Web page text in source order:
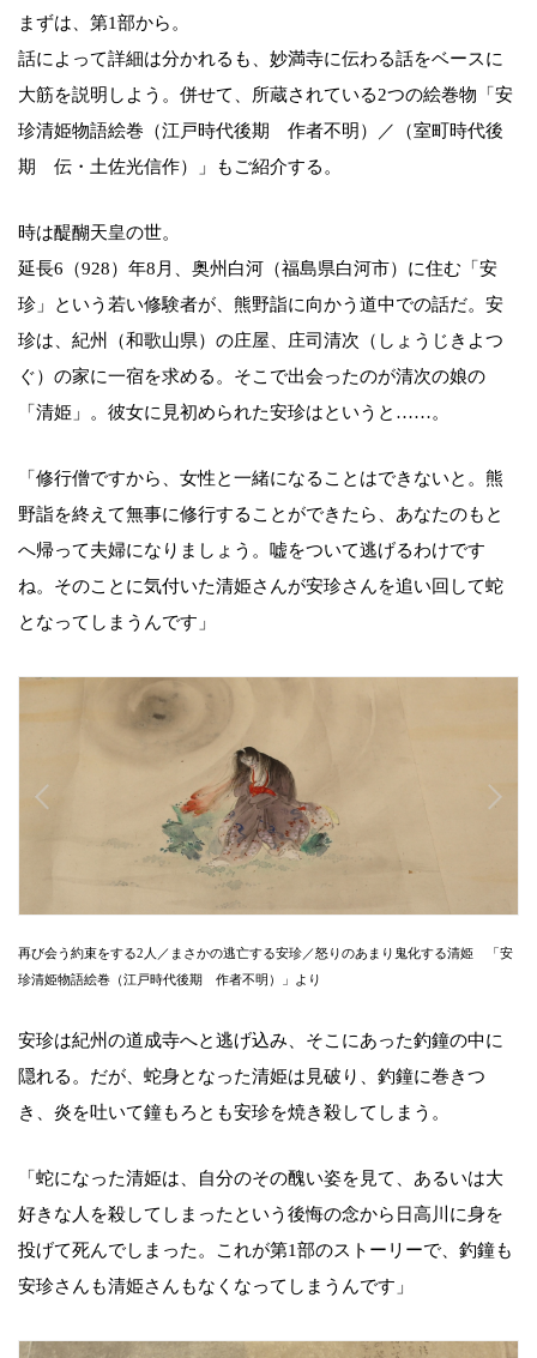
まずは、第1部から。
話によって詳細は分かれるも、妙満寺に伝わる話をベースに
大筋を説明しよう。併せて、所蔵されている2つの絵巻物「安
珍清姫物語絵巻（江戸時代後期 作者不明）／（室町時代後
期 伝・土佐光信作）」もご紹介する。
時は醍醐天皇の世。
延長6（928）年8月、奥州白河（福島県白河市）に住む「安
珍」という若い修験者が、熊野詣に向かう道中での話だ。安
珍は、紀州（和歌山県）の庄屋、庄司清次（しょうじきよつ
ぐ）の家に一宿を求める。そこで出会ったのが清次の娘の
「清姫」。彼女に見初められた安珍はというと……。
「修行僧ですから、女性と一緒になることはできないと。熊
野詣を終えて無事に修行することができたら、あなたのもと
へ帰って夫婦になりましょう。嘘をついて逃げるわけです
ね。そのことに気付いた清姫さんが安珍さんを追い回して蛇
となってしまうんです」
再び会う約束をする2人／まさかの逃亡する安珍／怒りのあまり鬼化する清姫 「安
珍清姫物語絵巻（江戸時代後期 作者不明）」より
安珍は紀州の道成寺へと逃げ込み、そこにあった釣鐘の中に
隠れる。だが、蛇身となった清姫は見破り、釣鐘に巻きつ
き、炎を吐いて鐘もろとも安珍を焼き殺してしまう。
「蛇になった清姫は、自分のその醜い姿を見て、あるいは大
好きな人を殺してしまったという後悔の念から日高川に身を
投げて死んでしまった。これが第1部のストーリーで、釣鐘も
安珍さんも清姫さんもなくなってしまうんです」